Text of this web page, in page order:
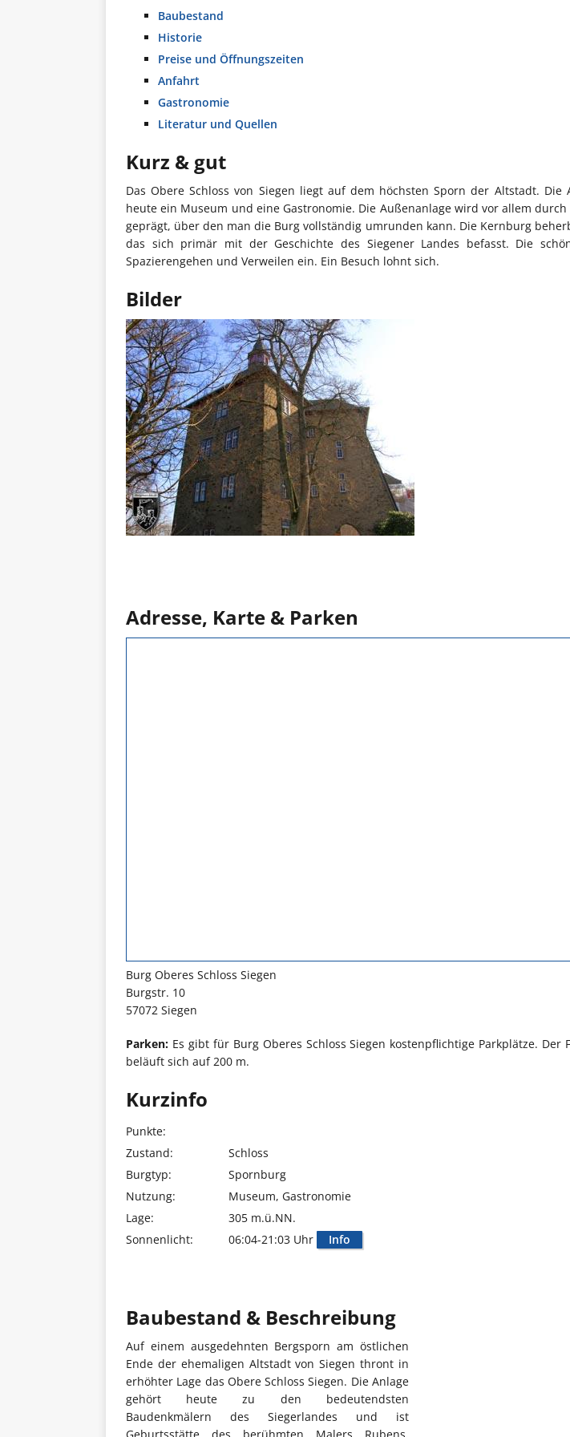
Baubestand
Historie
Preise und Öffnungszeiten
Anfahrt
Gastronomie
Literatur und Quellen
Kurz & gut
Das Obere Schloss von Siegen liegt auf dem höchsten Sporn der Altstadt. Die
heute ein Museum und eine Gastronomie. Die Außenanlage wird vor allem
geprägt, über den man die Burg vollständig umrunden kann. Die Kernburg
das sich primär mit der Geschichte des Siegener Landes befasst. Die
Spazierengehen und Verweilen ein. Ein Besuch lohnt sich.
Bilder
Adresse, Karte & Parken
Burg Oberes Schloss Siegen
Burgstr. 10
57072 Siegen
Parken: Es gibt für Burg Oberes Schloss Siegen kostenpflichtige Parkplätze. Der
beläuft sich auf 200 m.
Kurzinfo
Punkte:
Zustand:
Schloss
Burgtyp:
Spornburg
Nutzung:
Museum, Gastronomie
Lage:
305 m.ü.NN.
Sonnenlicht:
06:04-21:03 Uhr Info
Baubestand & Beschreibung
Auf einem ausgedehnten Bergsporn am östlichen
Ende der ehemaligen Altstadt von Siegen thront in
erhöhter Lage das Obere Schloss Siegen. Die Anlage
gehört heute zu den bedeutendsten
Baudenkmälern des Siegerlandes und ist